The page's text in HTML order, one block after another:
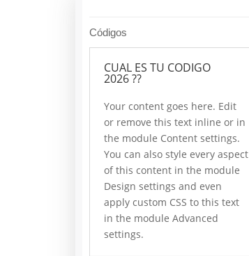
Códigos
CUAL ES TU CODIGO
2026 ??
Your content goes here. Edit
or remove this text inline or in
the module Content settings.
You can also style every aspect
of this content in the module
Design settings and even
apply custom CSS to this text
in the module Advanced
settings.